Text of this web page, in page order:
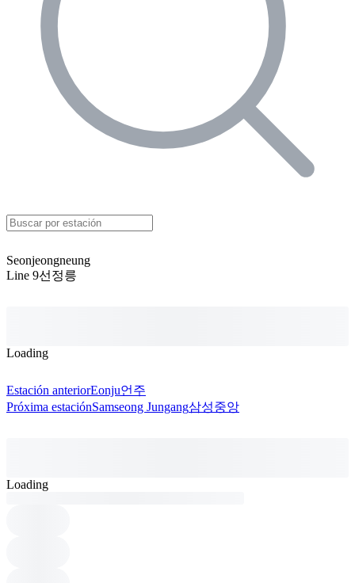
Seonjeongneung
Line 9선정릉
Loading
Estación anteriorEonju언주
Próxima estaciónSamseong Jungang삼성중앙
Loading